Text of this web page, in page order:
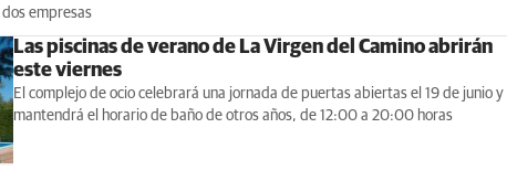
empresas
Las piscinas de verano de La Virgen del Camino abrirán
este viernes
El complejo de ocio celebrará una jornada de puertas abiertas el 19 de junio y
mantendrá el horario de baño de otros años, de 12:00 a 20:00 horas